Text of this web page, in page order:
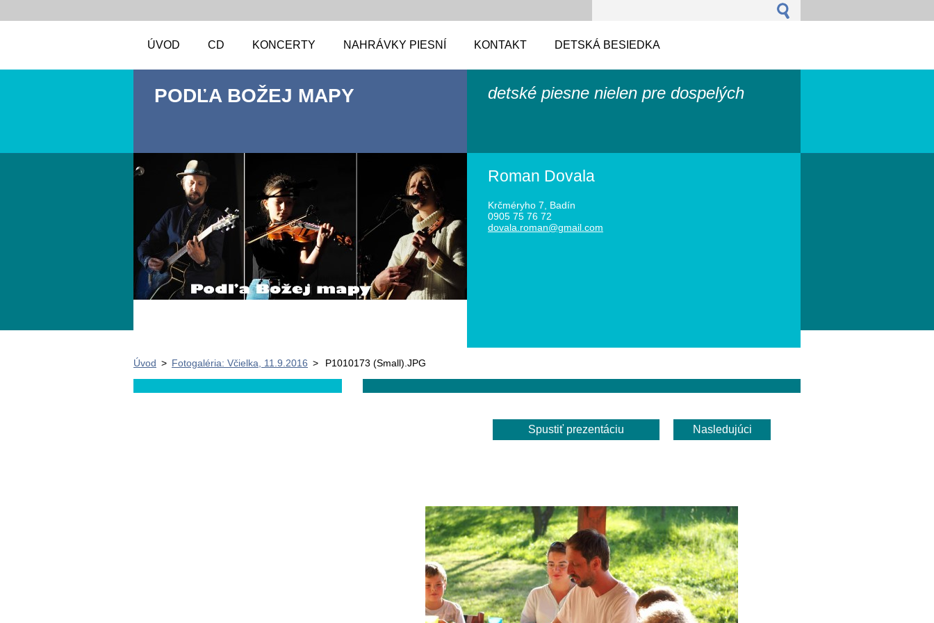
ÚVOD CD KONCERTY NAHRÁVKY PIESNÍ KONTAKT DETSKÁ BESIEDKA
PODĽA BOŽEJ MAPY detské piesne nielen pre dospelých
Roman Dovala
Krčméryho 7, Badín
0905 75 76 72
dovala.roman@gmail.com
Úvod > Fotogaléria: Včielka, 11.9.2016 > P1010173 (Small).JPG
Spustiť prezentáciu Nasledujúci